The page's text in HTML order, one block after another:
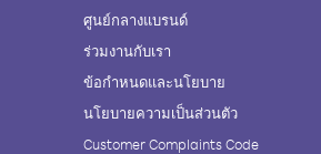
ศูนย์กลางแบรนด์
ร่วมงานกับเรา
ข้อกำหนดและนโยบาย
นโยบายความเป็นส่วนตัว
Customer Complaints Code